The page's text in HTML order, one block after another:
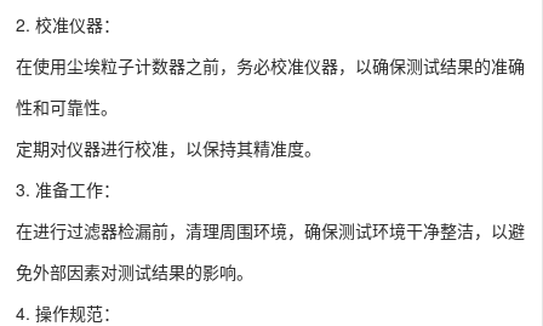
2. 校准仪器：
在使用尘埃粒子计数器之前，务必校准仪器，以确保测试结果的准确
性和可靠性。
定期对仪器进行校准，以保持其精准度。
3. 准备工作：
在进行过滤器检漏前，清理周围环境，确保测试环境干净整洁，以避
免外部因素对测试结果的影响。
4. 操作规范：